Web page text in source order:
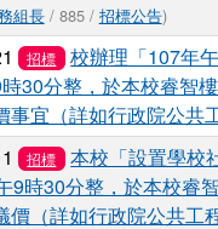
組長/ 885 / 招標公告)
招標
校辦理「107年
30分整，於本校睿智
事宜（詳如行政院公共
招標
本校「設置學校
9時30分整，於本校睿
價（詳如行政院公共工